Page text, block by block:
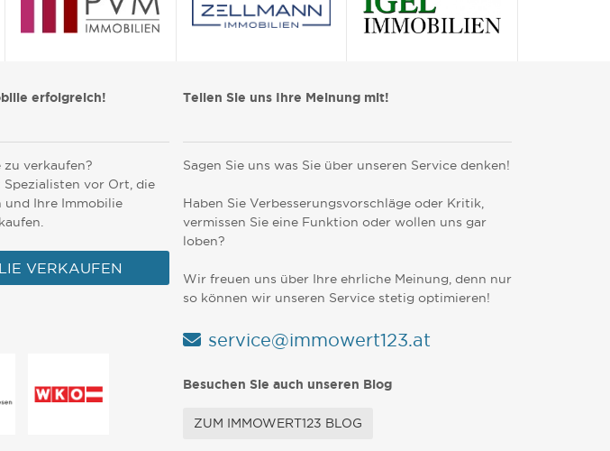
erfolgreich!
zu verkaufen?
vor Ort, die
und Ihre Immobilie
VERKAUFEN
Teilen Sie uns Ihre Meinung mit!
Sagen Sie uns was Sie über unseren Service denken!
Haben Sie Verbesserungsvorschläge oder Kritik,
vermissen Sie eine Funktion oder wollen uns gar
loben?
Wir freuen uns über Ihre ehrliche Meinung, denn nur
so können wir unseren Service stetig optimieren!
service@immowert123.at
Besuchen Sie auch unseren Blog
ZUM IMMOWERT123 BLOG